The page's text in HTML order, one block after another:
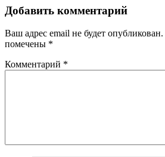
Добавить комментарий
Ваш адрес email не будет опубликован.
помечены *
Комментарий *